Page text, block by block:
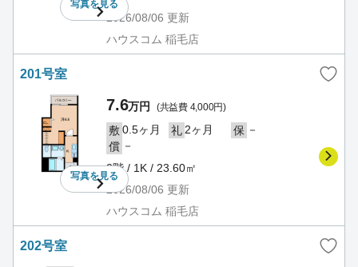
写真を見る
2026/08/06 更新
ハウスコム 稲毛店
201号室
写真を見る
7.6万円 (共益費 4,000円)
敷0.5ヶ月 礼 2ヶ月 保 －
償 －
2階 / 1K / 23.60㎡
2026/08/06 更新
ハウスコム 稲毛店
202号室